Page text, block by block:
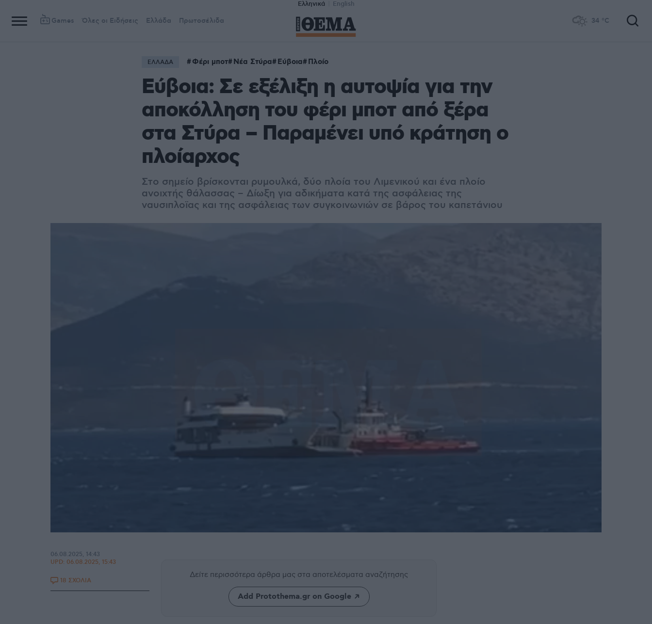
Ελληνικά English
Games Όλες οι Ειδήσεις Ελλάδα Πρωτοσέλιδα 34 °C
ΕΛΛΑΔΑ Φέρι μποτ Νέα Στύρα Εύβοια Πλοίο
Εύβοια: Σε εξέλιξη η αυτοψία για την
αποκόλληση του φέρι μποτ από ξέρα
στα Στύρα – Παραμένει υπό κράτηση ο
πλοίαρχος
Στο σημείο βρίσκονται ρυμουλκά, δύο πλοία του Λιμενικού και ένα πλοίο
ανοιχτής θάλασσας – Δίωξη για αδικήματα κατά της ασφάλειας της
ναυσιπλοϊας και της ασφάλειας των συγκοινωνιών σε βάρος του καπετάνιου
Δείτε περισσότερα άρθρα μας στα αποτελέσματα αναζήτησης
Add Protothema.gr on Google
06.08.2025, 14:43
UPD: 06.08.2025, 15:43
18 ΣΧΟΛΙΑ